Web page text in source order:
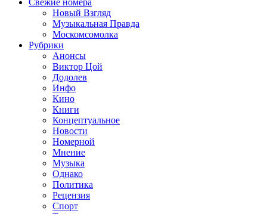
Новый Взгляд
Музыкальная Правда
Москомсомолка
Рубрики
Анонсы
Виктор Цой
Додолев
Инфо
Кино
Книги
Концептуальное
Новости
Номерной
Мнение
Музыка
Однако
Политика
Рецензия
Спорт